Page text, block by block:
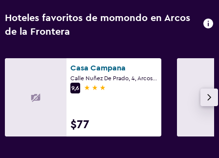
Hoteles favoritos de momondo en Arcos
de la Frontera
Casa Campana
9,6
3 estrellas
$77